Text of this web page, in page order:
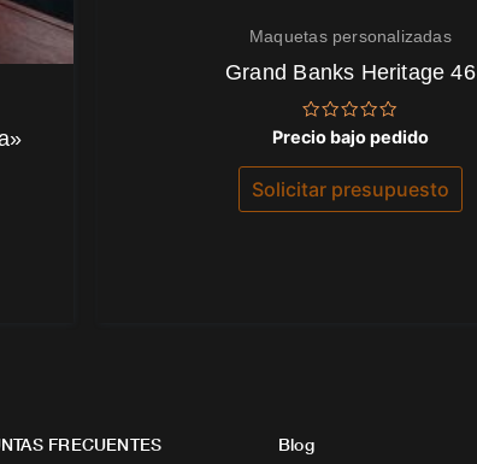
Maquetas personalizadas
Grand Banks Heritage 46
Valorado
con
0
de
5
Precio bajo pedido
Solicitar presupuesto
FRECUENTES
Blog